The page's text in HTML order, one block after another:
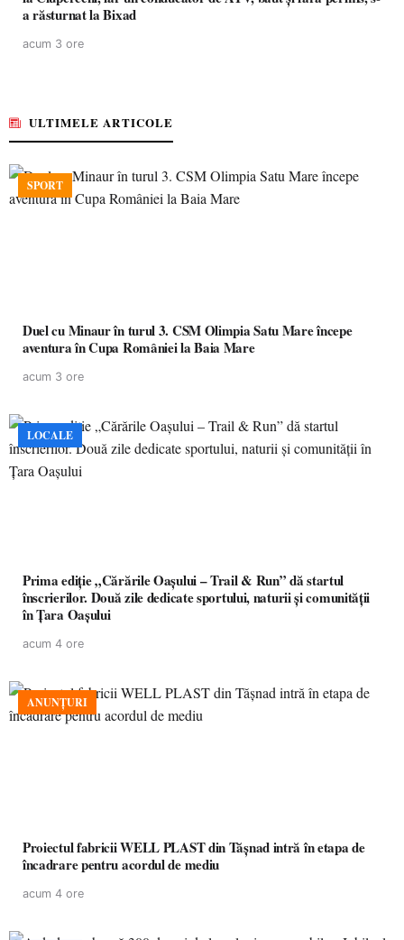
a răsturnat la Bixad
acum 3 ore
ULTIMELE ARTICOLE
SPORT
Duel cu Minaur în turul 3. CSM Olimpia Satu Mare începe
aventura în Cupa României la Baia Mare
acum 3 ore
LOCALE
Prima ediție „Cărările Oașului – Trail & Run” dă startul
înscrierilor. Două zile dedicate sportului, naturii și comunității
în Țara Oașului
acum 4 ore
ANUNȚURI
Proiectul fabricii WELL PLAST din Tășnad intră în etapa de
încadrare pentru acordul de mediu
acum 4 ore